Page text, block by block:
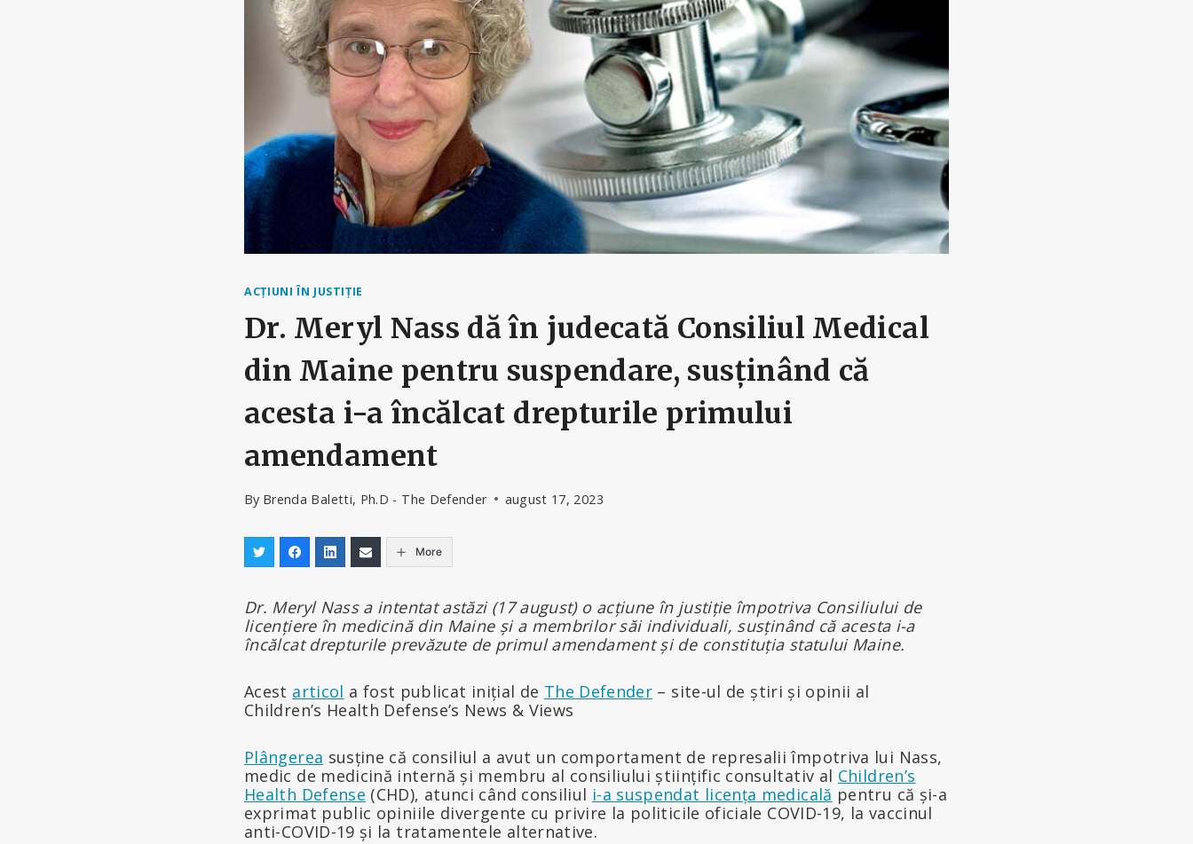
ACȚIUNI ÎN JUSTIȚIE
Dr. Meryl Nass dă în judecată Consiliul Medical
din Maine pentru suspendare, susținând că
acesta i-a încălcat drepturile primului
amendament
By Brenda Baletti, Ph.D - The Defender august 17, 2023
More
Dr. Meryl Nass a intentat astăzi (17 august) o acțiune în justiție împotriva Consiliului de
licențiere în medicină din Maine și a membrilor săi individuali, susținând că acesta i-a
încălcat drepturile prevăzute de primul amendament și de constituția statului Maine.
Acest articol a fost publicat inițial de The Defender – site-ul de știri și opinii al
Children’s Health Defense’s News & Views
Plângerea susține că consiliul a avut un comportament de represalii împotriva lui Nass,
medic de medicină internă și membru al consiliului științific consultativ al Children’s
Health Defense (CHD), atunci când consiliul i-a suspendat licența medicală pentru că și-a
exprimat public opiniile divergente cu privire la politicile oficiale COVID-19, la vaccinul
anti-COVID-19 și la tratamentele alternative.